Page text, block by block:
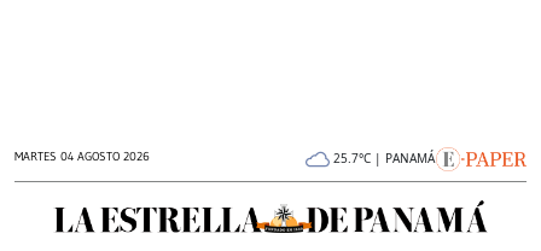
MARTES 04 AGOSTO 2026 25.7°C | PANAMÁ